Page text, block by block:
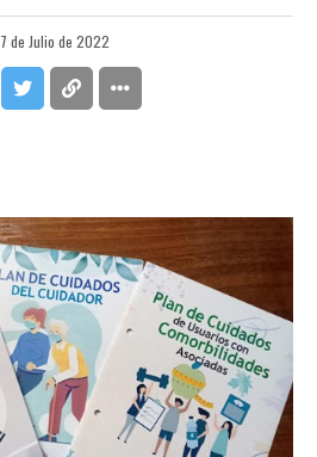
de Julio de 2022